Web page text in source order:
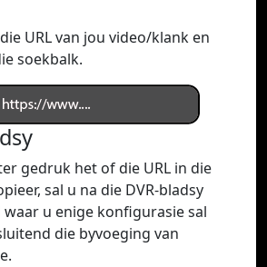
URL van jou video/klank en
soekbalk.
gedruk het of die URL in die
sal u na die DVR-bladsy
u enige konfigurasie sal
die byvoeging van